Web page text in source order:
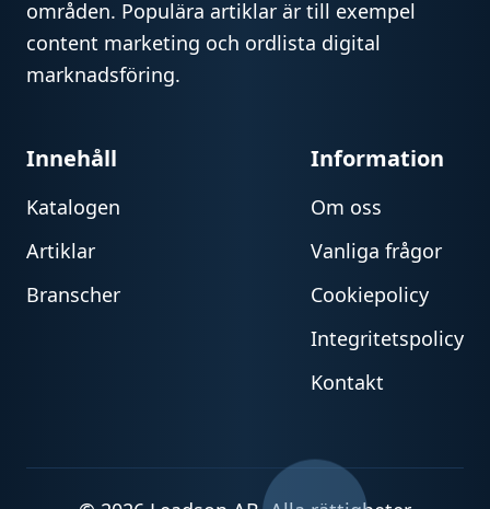
områden. Populära artiklar är till exempel
content marketing och ordlista digital
marknadsföring.
Innehåll
Katalogen
Artiklar
Branscher
Information
Om oss
Vanliga frågor
Cookiepolicy
Integritetspolicy
Kontakt